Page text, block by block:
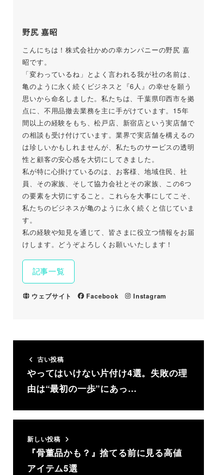
野尻 嘉昭
こんにちは！株式会社かめの幸カンパニーの野尻 嘉
昭です。
「変わっているね」とよく言われる我が社の名前は、
亀のように永く続くビジネスと『6人』の幸せを願う
思いから命名しました。私たちは、千葉県印西市を拠
点に、不用品撤去業務を主に手がけています。15年
間以上の経験をもち、松戸店、新宿店という実店舗で
の相談も受け付けています。業界で実店舗を構えるの
は珍しいかもしれませんが、私たちのサービスの透明
性と顧客の安心感を大切にしてきました。
私が特に心掛けているのは、お客様、地域住民、社
員、その家族、そして協力会社とその家族、この6つ
の要素を大切にすること。これらを大事にしてこそ、
私たちのビジネスが亀のように永く続くと信じていま
す。
私の経験や知見を通じて、皆さまに役立つ情報をお届
けします。どうぞよろしくお願いいたします！
記事一覧
ウェブサイト Facebook Instagram
古い投稿
やってはいけない片付け4選。失敗の理
由は“最初の一歩”にあっ…
新しい投稿
『骨董品かも？』捨てる前に見る高値
アイテム5選